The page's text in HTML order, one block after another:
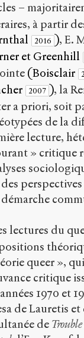
–
à partir
2016 ), E.
et Greenhill
(Boisclair
2007 ), la
a priori, soit
de la
lecture,
» critique
lectures du
queer »,
critique
1970 et
de Lauretis
de